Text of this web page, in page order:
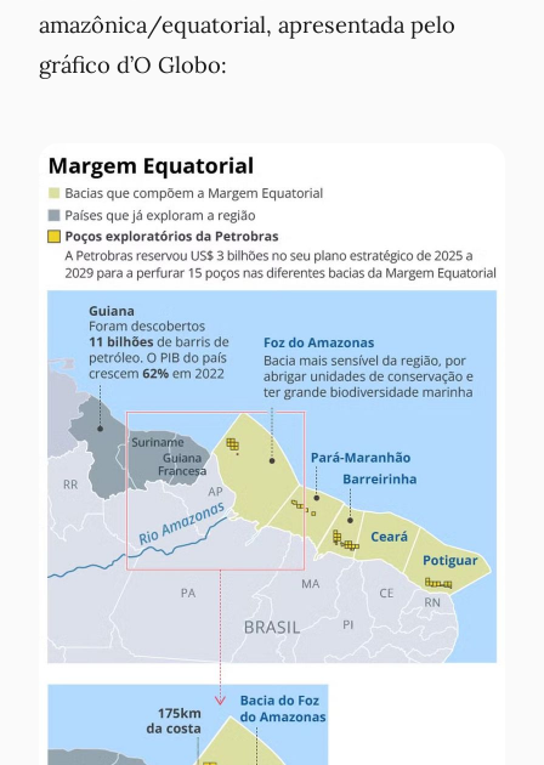
amazônica/equatorial, apresentada pelo
gráfico d’O Globo: